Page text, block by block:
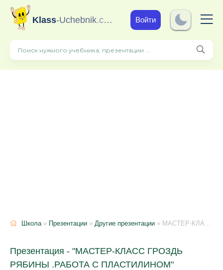
Klass-Uchebnik.com Войти
Школа» Презентации » Другие презентации » МАСТЕР-КЛАСС ГРОЗДЬ РЯБИНЫ .РАБОТА С ПЛАСТИЛИНОМ
Презентация - "МАСТЕР-КЛАСС ГРОЗДЬ
РЯБИНЫ .РАБОТА С ПЛАСТИЛИНОМ"